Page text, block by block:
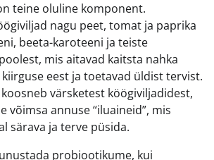
teine oluline komponent.
nagu peet, tomat ja paprika
beeta-karoteeni ja teiste
mis aitavad kaitsta nahka
eest ja toetavad üldist tervist.
värsketest köögiviljadidest,
võimsa annuse “iluaineid”, mis
särava ja terve püsida.
probiootikume, kui